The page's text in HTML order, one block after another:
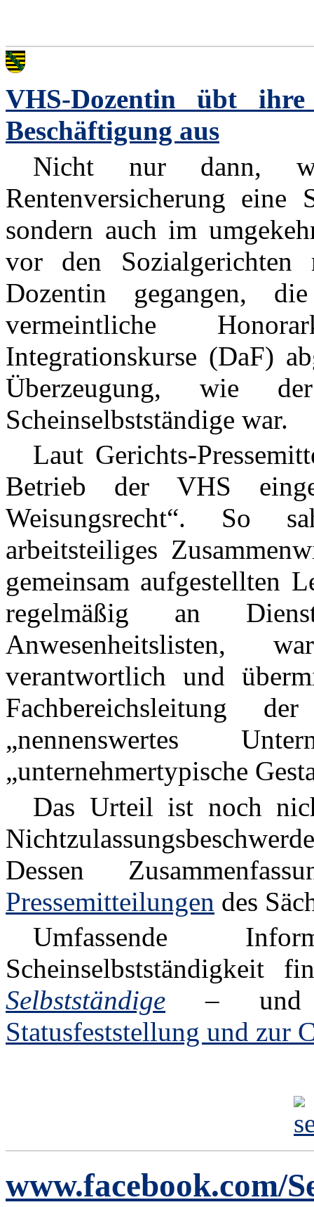
VHS-Dozentin übt
Beschäftigung aus
Nicht nur dann,
Rentenversicherung eine
sondern auch im
vor den
Dozentin gegangen,
vermeintliche
Integrationskurse (DaF)
Überzeugung, wie
Scheinselbstständige war.
Laut Gerichts-
Betrieb der VHS
Weisungsrecht“. So
arbeitsteiliges
gemeinsam aufgestellten
regelmäßig an
Anwesenheitslisten,
verantwortlich und
„nennenswertes
„unternehmertypische
Das Urteil ist noch
Dessen
Pressemitteilungen des
Umfassende
Selbstständige – und
Statusfeststellung und zur
www.facebook.com/